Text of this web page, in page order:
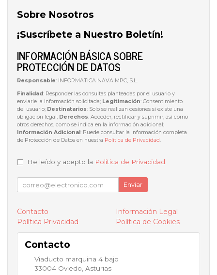
Sobre Nosotros
¡Suscríbete a Nuestro Boletín!
INFORMACIÓN BÁSICA SOBRE
PROTECCIÓN DE DATOS
Responsable: INFORMATICA NAVA MPC, S.L.
Finalidad: Responder las consultas planteadas por el usuario y
enviarle la información solicitada; Legitimación: Consentimiento
del usuario; Destinatarios: Solo se realizan cesiones si existe una
obligación legal; Derechos: Acceder, rectificar y suprimir, así como
otros derechos, como se indica en la información adicional;
Información Adicional: Puede consultar la información completa
de Protección de Datos en nuestra Política de Privacidad.
He leído y acepto la Política de Privacidad.
Enviar
Contacto
Información Legal
Política Privacidad
Política de Cookies
Contacto
Viaducto marquina 4 bajo
33004 Oviedo, Asturias